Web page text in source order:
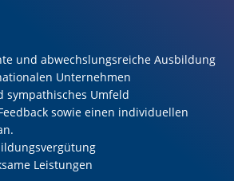
und abwechslungsreiche Ausbildung
Unternehmen
sympathisches Umfeld
sowie einen individuellen
Leistungen